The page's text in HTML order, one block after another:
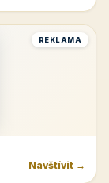
REKLAMA
Navštívit →